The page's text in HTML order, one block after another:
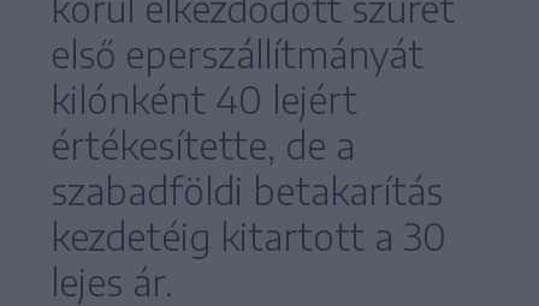
első eperszállítmányát
kilónként 40 lejért
értékesítette, de a
szabadföldi betakarítás
kezdetéig kitartott a 30
lejes ár.